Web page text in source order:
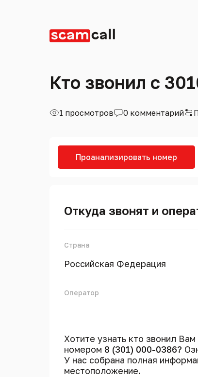
Кто звонил с
1 просмотров 0 комментарий
Проанализировать номер
Откуда звонят и
Страна
Российская Федерация
Оператор
Хотите узнать кто звонил
номером 8 (301) 000-0386?
У нас собрана полная
местоположение.